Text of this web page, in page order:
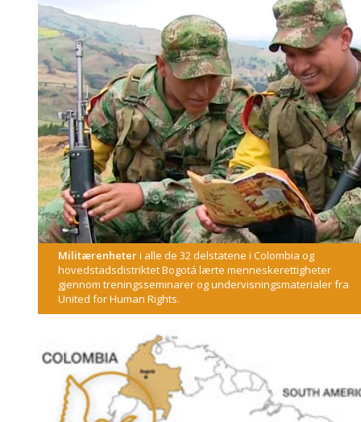
Militærenheteri alle de 32 delstatene i Colombia og
hovedstadsdistriktet Bogotá lærte menneskerettigheter
gjennom treningsseminarer og undervisningsmaterialer fra
United for Human Rights.